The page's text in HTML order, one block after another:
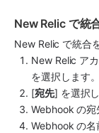
New Relic で統
New Relic で統合
New Relic ア
を選択します。
[宛先] を選択し
Webhook の宛
Webhook の名